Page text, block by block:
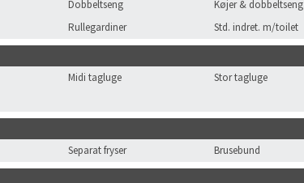
Dobbeltseng Køjer & dobbeltseng
Rullegardiner Std. indret. m/toilet
Midi tagluge Stor tagluge
Separat fryser Brusebund